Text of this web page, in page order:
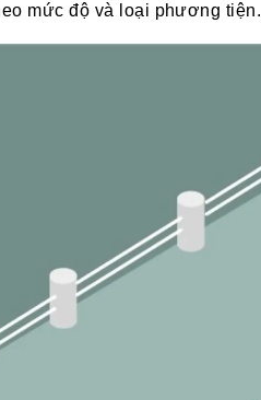
mức độ và loại phương tiện.